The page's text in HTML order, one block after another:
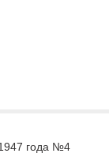
года №4